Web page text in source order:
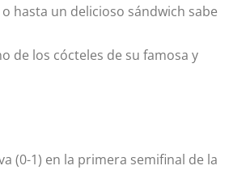
hasta un delicioso sándwich sabe
de los cócteles de su famosa y
(0-1) en la primera semifinal de la